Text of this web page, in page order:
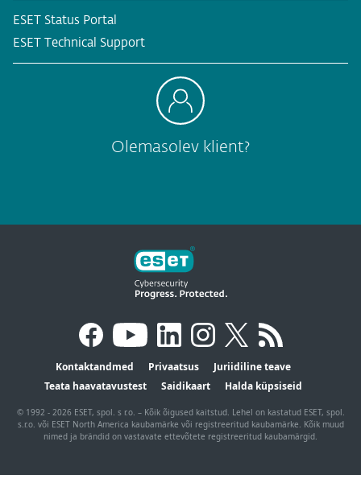
ESET Status Portal
ESET Technical Support
Olemasolev klient?
Kontaktandmed Privaatsus
Juriidiline teave
Teata haavatavustest
Saidikaart Halda küpsiseid
© 1992 - 2026 ESET, spol. s r.o. – Kõik õigused kaitstud. Lehel on kastatud ESET, spol.
s.r.o. või ESET North America kaubamärke või registreeritud kaubamärke. Kõik muud
nimed ja brändid on vastavate ettevõtete registreeritud kaubamärgid.